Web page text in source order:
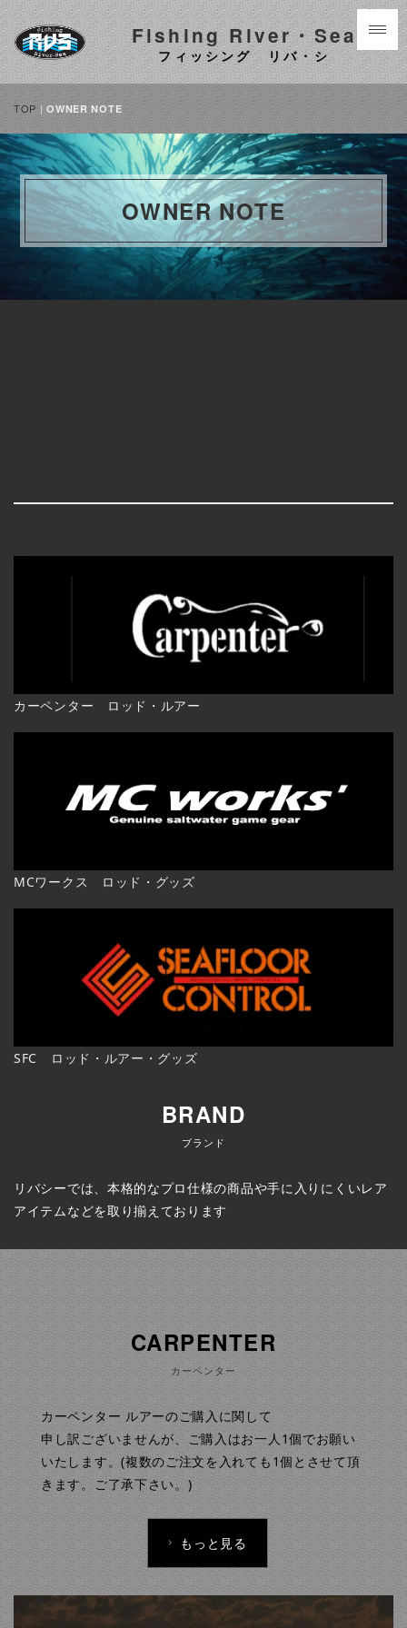
Fishing River・Sea
フィッシング リバ・シ
TOP |OWNER NOTE
OWNER NOTE
カーペンター ロッド・ルアー
MCワークス ロッド・グッズ
SFC ロッド・ルアー・グッズ
BRAND
ブランド
リバシーでは、本格的なプロ仕様の商品や手に入りにくいレア
アイテムなどを取り揃えております
CARPENTER
カーペンター
カーペンター ルアーのご購入に関して
申し訳ございませんが、ご購入はお一人1個でお願い
いたします。(複数のご注文を入れても1個とさせて頂
きます。ご了承下さい。)
もっと見る